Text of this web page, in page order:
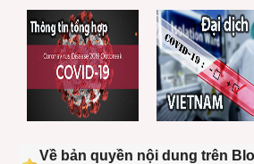
Về bản quyền nội dung trên